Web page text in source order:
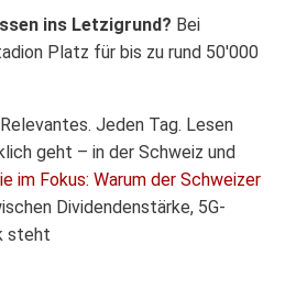
ins Letzigrund? Bei
Platz für bis zu rund 50'000
Jeden Tag. Lesen
geht – in der Schweiz und
im Fokus: Warum der Schweizer
Dividendenstärke, 5G-
steht